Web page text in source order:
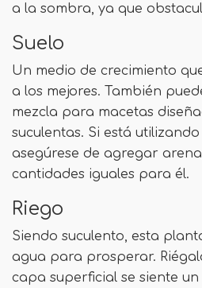
a la sombra, ya que
Suelo
Un medio de crecimiento
a los mejores. También
mezcla para macetas
suculentas. Si está
asegúrese de agregar
cantidades iguales para él.
Riego
Siendo suculento, esta
agua para prosperar.
capa superficial se siente